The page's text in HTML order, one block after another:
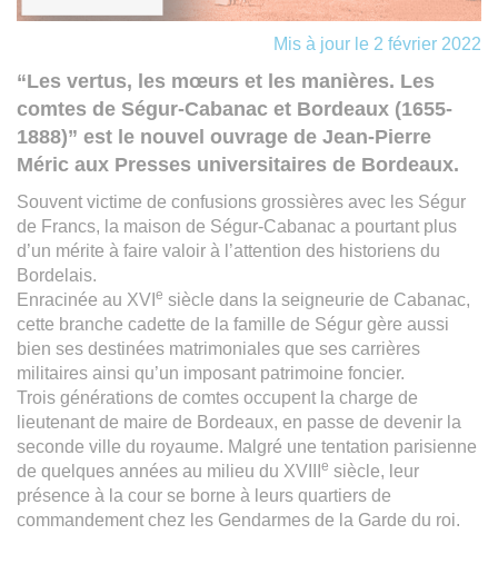
Mis à jour le 2 février 2022
“Les vertus, les mœurs et les manières. Les
comtes de Ségur-Cabanac et Bordeaux (1655-
1888)” est le nouvel ouvrage de Jean-Pierre
Méric aux Presses universitaires de Bordeaux.
Souvent victime de confusions grossières avec les Ségur
de Francs, la maison de Ségur-Cabanac a pourtant plus
d’un mérite à faire valoir à l’attention des historiens du
Bordelais.
Enracinée au XVI e siècle dans la seigneurie de Cabanac,
cette branche cadette de la famille de Ségur gère aussi
bien ses destinées matrimoniales que ses carrières
militaires ainsi qu’un imposant patrimoine foncier.
Trois générations de comtes occupent la charge de
lieutenant de maire de Bordeaux, en passe de devenir la
seconde ville du royaume. Malgré une tentation parisienne
de quelques années au milieu du XVIII
e siècle, leur
présence à la cour se borne à leurs quartiers de
commandement chez les Gendarmes de la Garde du roi.